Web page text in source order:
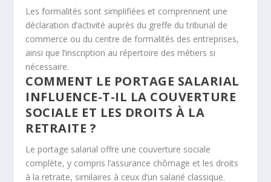
Les formalités sont simplifiées et comprennent une
déclaration d’activité auprès du greffe du tribunal de
commerce ou du centre de formalités des entreprises,
ainsi que l’inscription au répertoire des métiers si
nécessaire.
COMMENT LE PORTAGE SALARIAL
INFLUENCE-T-IL LA COUVERTURE
SOCIALE ET LES DROITS À LA
RETRAITE ?
Le portage salarial offre une couverture sociale
complète, y compris l’assurance chômage et les droits
à la retraite, similaires à ceux d’un salarié classique.